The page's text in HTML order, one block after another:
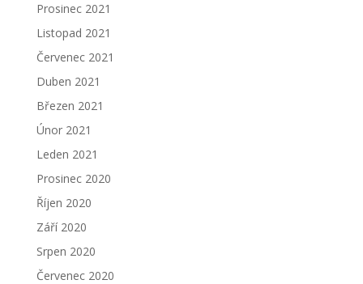
Prosinec 2021
Listopad 2021
Červenec 2021
Duben 2021
Březen 2021
Únor 2021
Leden 2021
Prosinec 2020
Říjen 2020
Září 2020
Srpen 2020
Červenec 2020